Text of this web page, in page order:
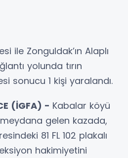
ile Zonguldak’ın Alaplı
yolunda tırın
sonucu 1 kişi yaralandı.
(İGFA) - Kabalar köyü
gelen kazada,
81 FL 102 plakalı
hakimiyetini